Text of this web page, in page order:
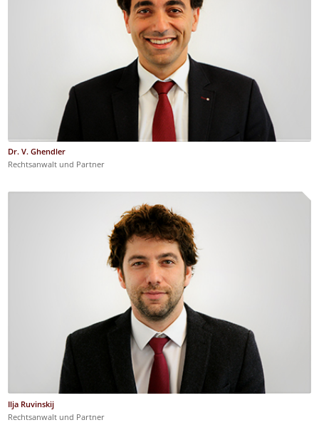
Dr. V. Ghendler
Rechtsanwalt und Partner
Ilja Ruvinskij
Rechtsanwalt und Partner